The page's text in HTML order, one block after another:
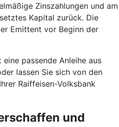
Zinszahlungen und am
Kapital zurück. Die
Emittent vor Beginn der
passende Anleihe aus
lassen Sie sich von den
Raiffeisen-Volksbank
und